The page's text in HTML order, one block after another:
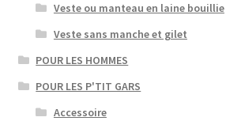
Veste ou manteau en laine bouillie
Veste sans manche et gilet
POUR LES HOMMES
POUR LES P'TIT GARS
Accessoire